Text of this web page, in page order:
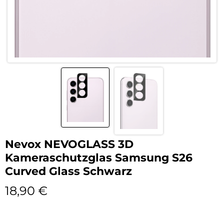
Nevox NEVOGLASS 3D
Kameraschutzglas Samsung S26
Curved Glass Schwarz
18,90 €